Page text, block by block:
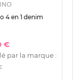
4 en 1 denim
€
par la marque :